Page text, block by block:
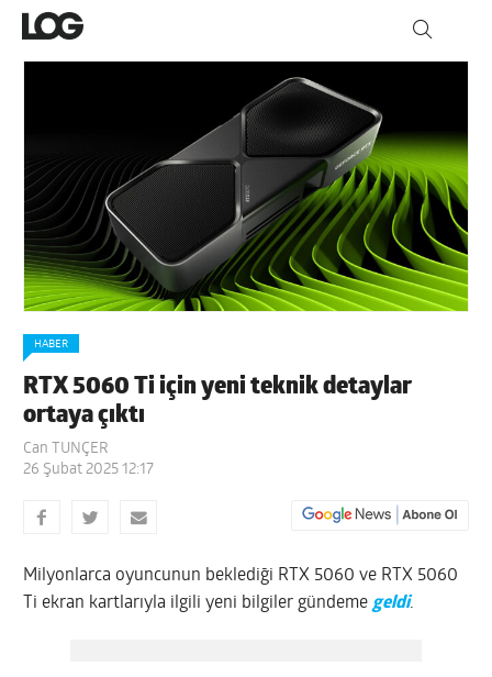
HABER
RTX 5060 Ti için yeni teknik detaylar
ortaya çıktı
Can TUNÇER
26 Şubat 2025 12:17
Milyonlarca oyuncunun beklediği RTX 5060 ve RTX 5060
Ti ekran kartlarıyla ilgili yeni bilgiler gündeme geldi.